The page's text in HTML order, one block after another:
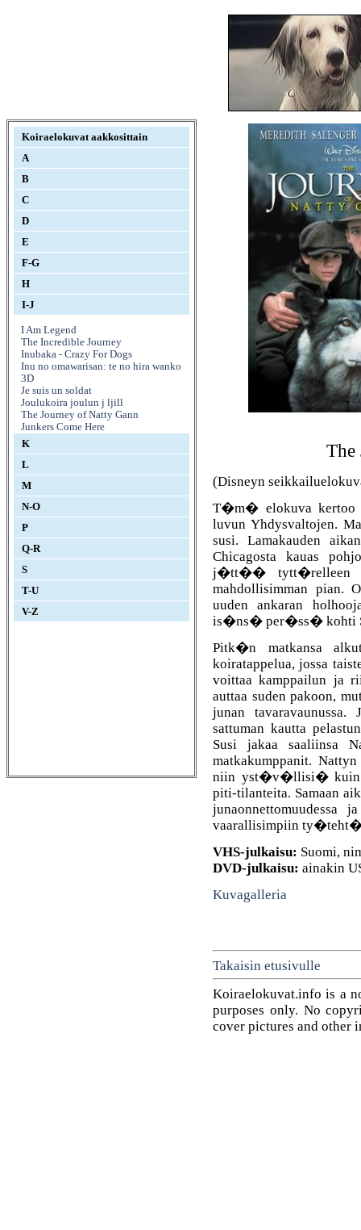
Koiraelokuvat aakkosittain
A
B
C
D
E
F-G
H
I-J
I Am Legend
The Incredible Journey
Inubaka - Crazy For Dogs
Inu no omawarisan: te no hira wanko
3D
Je suis un soldat
Joulukoira joulun j ljill
The Journey of Natty Gann
Junkers Come Here
K
L
M
N-O
P
Q-R
S
T-U
V-Z
The
(Disneyn
T�m� elokuva kertoo
luvun Yhdysvaltojen.
susi. Lamakauden
Chicagosta kauas
j�tt�� tytt�relleen
mahdollisimman pian.
uuden ankaran
is�ns� per�ss� kohti
Pitk�n matkansa
koiratappelua, jossa
voittaa kamppailun ja
auttaa suden pakoon,
junan
sattuman kautta
Susi jakaa saaliinsa
matkakumppanit.
niin yst�v�llisi� kuin
piti-tilanteita. Samaan
junaonnettomuudessa
vaarallisimpiin
VHS-julkaisu: Suomi,
DVD-julkaisu: ainakin
Kuvagalleria
Takaisin etusivulle
Koiraelokuvat.info is a
purposes only. No
cover pictures and other